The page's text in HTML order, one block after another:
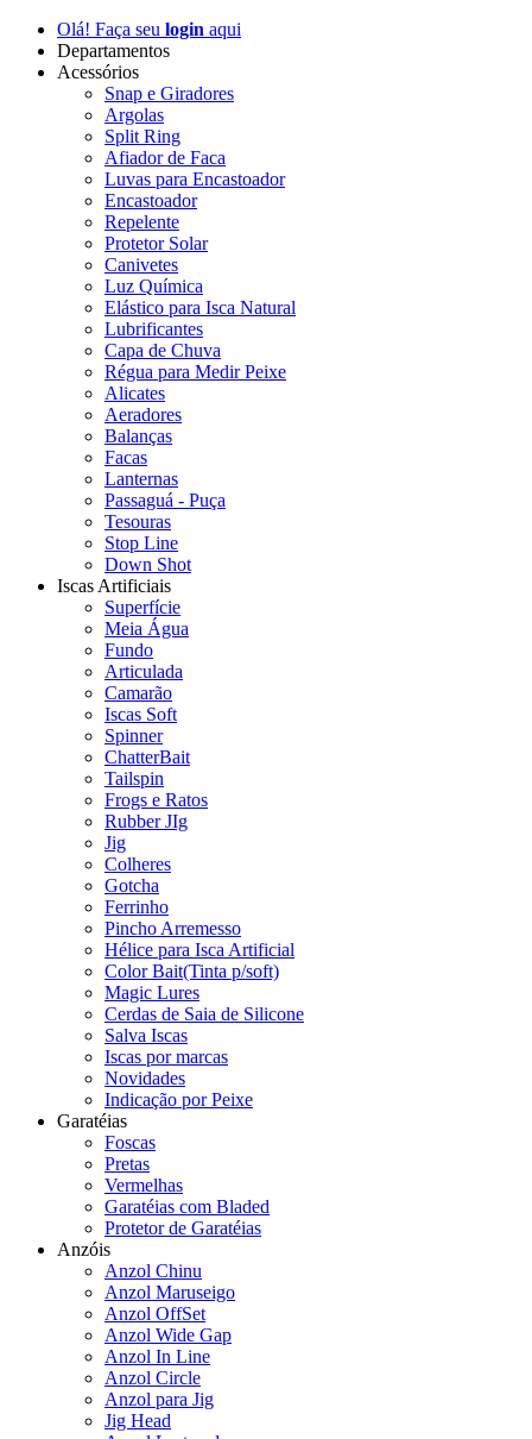
Olá! Faça seu login aqui
Departamentos
Acessórios
Snap e Giradores
Argolas
Split Ring
Afiador de Faca
Luvas para Encastoador
Encastoador
Repelente
Protetor Solar
Canivetes
Luz Química
Elástico para Isca Natural
Lubrificantes
Capa de Chuva
Régua para Medir Peixe
Alicates
Aeradores
Balanças
Facas
Lanternas
Passaguá - Puça
Tesouras
Stop Line
Down Shot
Iscas Artificiais
Superfície
Meia Água
Fundo
Articulada
Camarão
Iscas Soft
Spinner
ChatterBait
Tailspin
Frogs e Ratos
Rubber JIg
Jig
Colheres
Gotcha
Ferrinho
Pincho Arremesso
Hélice para Isca Artificial
Color Bait(Tinta p/soft)
Magic Lures
Cerdas de Saia de Silicone
Salva Iscas
Iscas por marcas
Novidades
Indicação por Peixe
Garatéias
Foscas
Pretas
Vermelhas
Garatéias com Bladed
Protetor de Garatéias
Anzóis
Anzol Chinu
Anzol Maruseigo
Anzol OffSet
Anzol Wide Gap
Anzol In Line
Anzol Circle
Anzol para Jig
Jig Head